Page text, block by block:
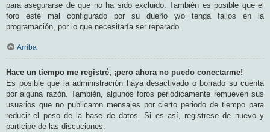
para asegurarse de que no ha sido excluido. También es posible que el
foro esté mal configurado por su dueño y/o tenga fallos en la
programación, por lo que necesitaría ser reparado.
Arriba
Hace un tiempo me registré, ¡pero ahora no puedo conectarme!
Es posible que la administración haya desactivado o borrado su cuenta
por alguna razón. También, algunos foros periódicamente remueven sus
usuarios que no publicaron mensajes por cierto periodo de tiempo para
reducir el peso de la base de datos. Si es así, registrese de nuevo y
participe de las discuciones.